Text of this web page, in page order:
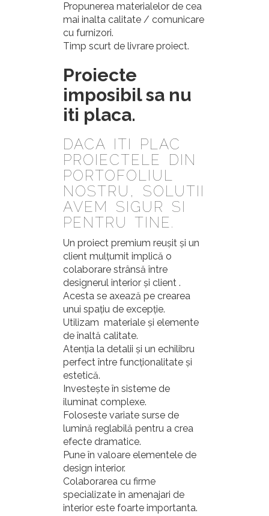
Propunerea materialelor de cea
mai inalta calitate / comunicare
cu furnizori.
Timp scurt de livrare proiect.
Proiecte
imposibil sa nu
iti placa.
DACA ITI PLAC
PROIECTELE DIN
PORTOFOLIUL
NOSTRU, SOLUTII
AVEM SIGUR SI
PENTRU TINE.
Un proiect premium reușit și un
client mulțumit implică o
colaborare strânsă între
designerul interior și client .
Acesta se axează pe crearea
unui spațiu de excepție.
Utilizam materiale și elemente
de înaltă calitate.
Atenția la detalii și un echilibru
perfect între funcționalitate și
estetică.
Investește în sisteme de
iluminat complexe.
Foloseste variate surse de
lumină reglabilă pentru a crea
efecte dramatice.
Pune în valoare elementele de
design interior.
Colaborarea cu firme
specializate in amenajari de
interior este foarte importanta.